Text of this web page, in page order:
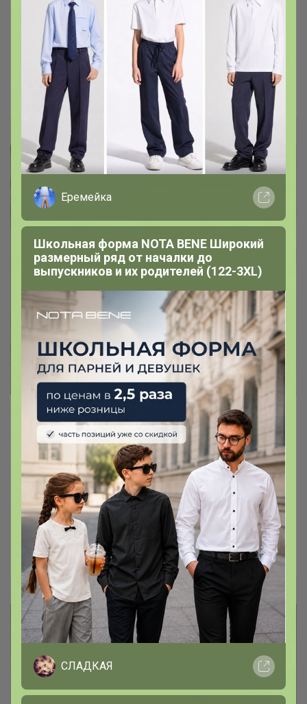
Поясные сумки, рюкзаки, сумки-
мешки для мальчиков и девочек от
популярного бренда BODO
Леныра
Очаровательная Бароша по низким
ценам
Начинаем летний сезон!
Выделяйся!
ЛЕНУSЯ
Еремейка
Школьная форма NOTA BENE Широкий
размерный ряд от началки до
выпускников и их родителей (122-3XL)
СЛАДКАЯ